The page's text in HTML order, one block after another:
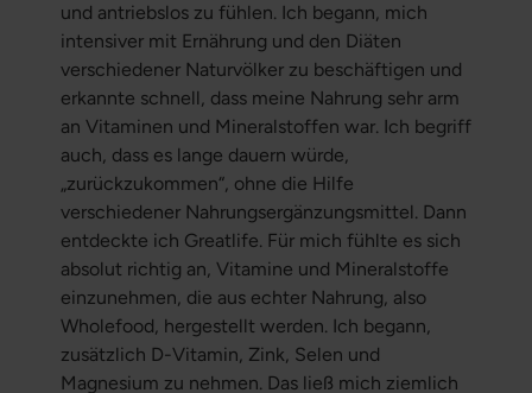
und antriebslos zu fühlen. Ich begann, mich
intensiver mit Ernährung und den Diäten
verschiedener Naturvölker zu beschäftigen und
erkannte schnell, dass meine Nahrung sehr arm
an Vitaminen und Mineralstoffen war. Ich begriff
auch, dass es lange dauern würde,
„zurückzukommen“, ohne die Hilfe
verschiedener Nahrungsergänzungsmittel. Dann
entdeckte ich Greatlife. Für mich fühlte es sich
absolut richtig an, Vitamine und Mineralstoffe
einzunehmen, die aus echter Nahrung, also
Wholefood, hergestellt werden. Ich begann,
zusätzlich D-Vitamin, Zink, Selen und
Magnesium zu nehmen. Das ließ mich ziemlich